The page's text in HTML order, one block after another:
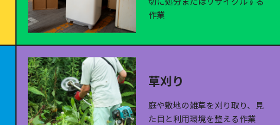
作業
草刈り
庭や敷地の雑草を刈り取り、見
た目と利用環境を整える作業